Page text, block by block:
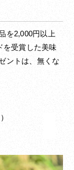
を2,000円以上
を受賞した美味
ントは、無くな